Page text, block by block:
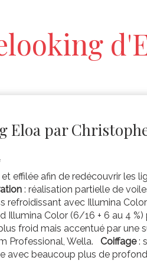
Eloa par
effilée afin de redécouvrir les
: réalisation partielle de
refroidissant avec Illumina
Illumina Color (6/16 + 6 au 4
froid mais accentué par une
Professional, Wella. Coiffage:
avec beaucoup plus de